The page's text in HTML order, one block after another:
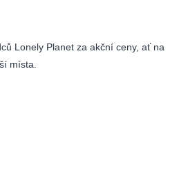
Lonely Planet za akční ceny, ať na
místa.